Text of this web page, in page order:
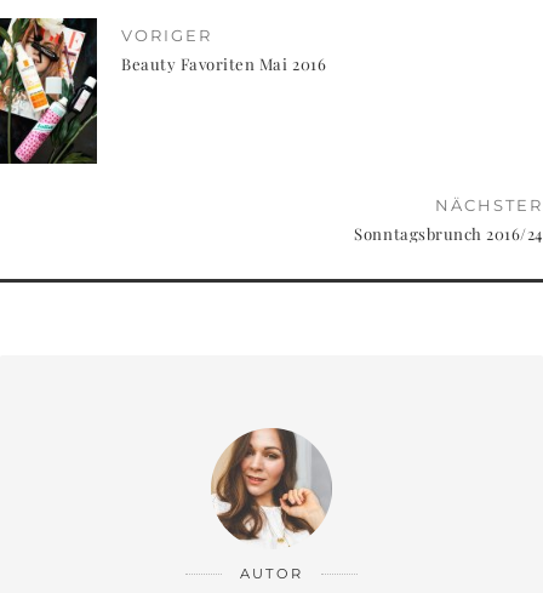
VORIGER
Beauty Favoriten Mai 2016
NÄCHSTER
Sonntagsbrunch 2016/24
AUTOR